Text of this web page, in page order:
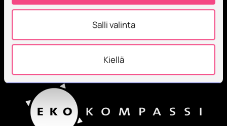
Salli valinta
Kiellä